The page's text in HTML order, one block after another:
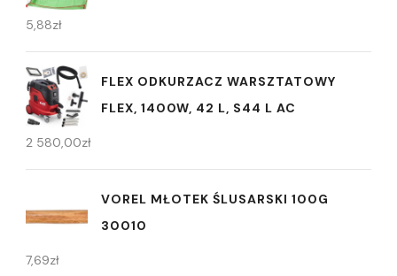
5,88zł
FLEX ODKURZACZ WARSZTATOWY
FLEX, 1400W, 42 L, S44 L AC
2 580,00zł
VOREL MŁOTEK ŚLUSARSKI 100G
30010
7,69zł